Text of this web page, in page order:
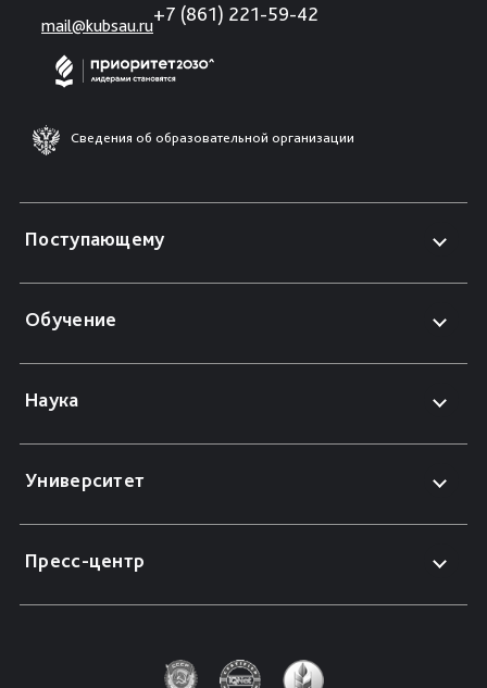
mail@kubsau.ru
+7 (861) 221-59-42
Сведения об образовательной организации
Поступающему
Обучение
Наука
Университет
Пресс-центр